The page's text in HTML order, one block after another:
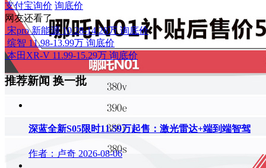
支付宝询价 询底价
网友还看了
宋pro 新能源 10.28-14.28万 询底价
缤智 11.98-13.99万 询底价
本田XR-V 11.99-15.29万 询底价
推荐新闻 换一批
深蓝全新S05限时11.59万起售：激光雷达+端到端智驾
作者：卢奇 2026-08-06